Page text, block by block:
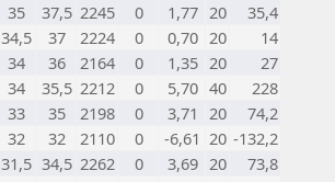
35 37,5 2245 0 1,77 20
35,4
34,5 37 2224 0 0,70 20
14
34 36 2164 0 1,35 20
27
34 35,5 2212 0 5,70 40
228
33 35 2198 0 3,71 20
74,2
32 32 2110 0 -6,61 20 -132,2
31,5 34,5 2262 0 3,69 20
73,8